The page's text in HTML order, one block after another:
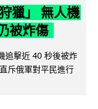
獵」 無人機
被炸傷
追擊近 40 秒後被炸
斥俄軍對平民進行